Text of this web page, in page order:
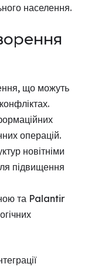
населення.
що можуть
операцій.
новітніми
підвищення
та Palantir